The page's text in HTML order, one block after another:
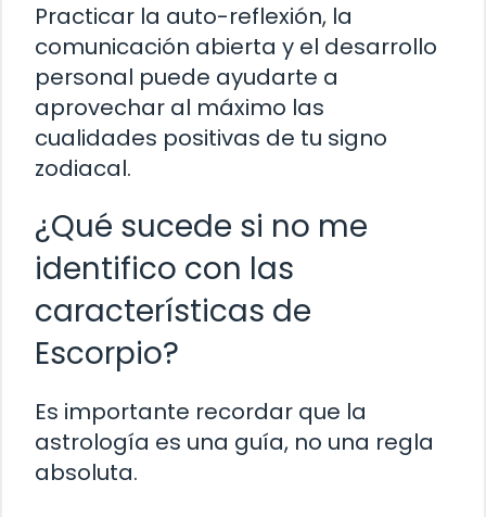
Practicar la auto-reflexión, la
comunicación abierta y el desarrollo
personal puede ayudarte a
aprovechar al máximo las
cualidades positivas de tu signo
zodiacal.
¿Qué sucede si no me
identifico con las
características de
Escorpio?
Es importante recordar que la
astrología es una guía, no una regla
absoluta.